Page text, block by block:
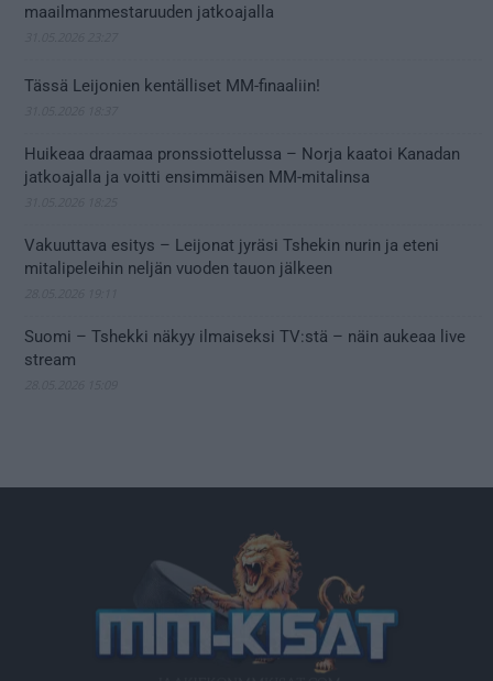
maailmanmestaruuden jatkoajalla
Tässä Leijonien kentälliset MM-finaaliin!
Huikeaa draamaa pronssiottelussa – Norja kaatoi Kanadan
jatkoajalla ja voitti ensimmäisen MM-mitalinsa
Vakuuttava esitys – Leijonat jyräsi Tshekin nurin ja eteni
mitalipeleihin neljän vuoden tauon jälkeen
Suomi – Tshekki näkyy ilmaiseksi TV:stä – näin aukeaa live
stream